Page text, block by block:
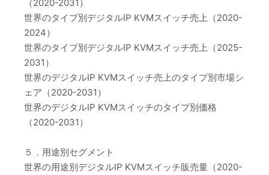
（2020-2031）
世界のタイプ別デジタルIP KVMスイッチ売上（2020-
2024）
世界のタイプ別デジタルIP KVMスイッチ売上（2025-
2031）
世界のデジタルIP KVMスイッチ売上のタイプ別市場シ
ェア（2020-2031）
世界のデジタルIP KVMスイッチのタイプ別価格
（2020-2031）
５．用途別セグメント
世界の用途別デジタルIP KVMスイッチ販売量（2020-